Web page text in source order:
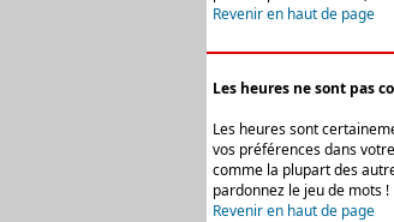
Revenir en haut de page
Les heures ne sont pas
Les heures sont
vos préférences dans
comme la plupart des
pardonnez le jeu de mots !
Revenir en haut de page